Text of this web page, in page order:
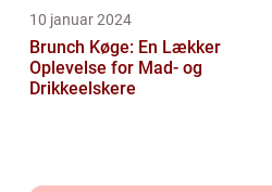
10 januar 2024
Brunch Køge: En Lækker
Oplevelse for Mad- og
Drikkeelskere